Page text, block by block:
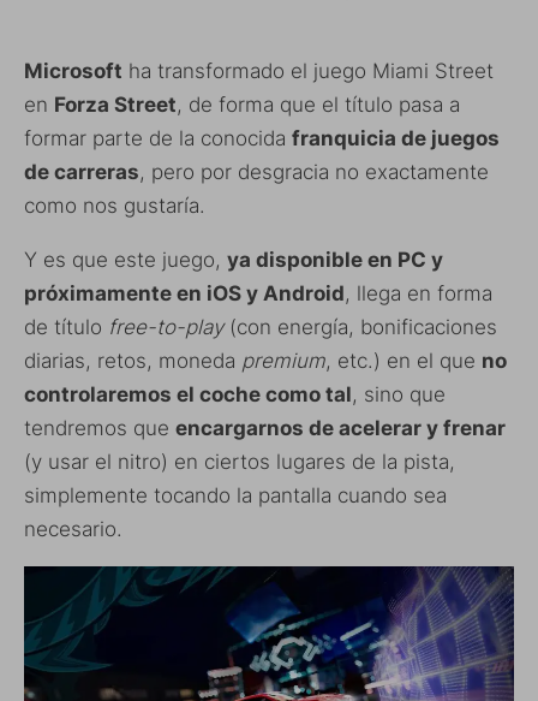
Microsoft ha transformado el juego Miami Street
en Forza Street, de forma que el título pasa a
formar parte de la conocida franquicia de juegos
de carreras, pero por desgracia no exactamente
como nos gustaría.
Y es que este juego, ya disponible en PC y
próximamente en iOS y Android, llega en forma
de título free-to-play(con energía, bonificaciones
diarias, retos, moneda premium, etc.) en el que no
controlaremos el coche como tal, sino que
tendremos que encargarnos de acelerar y frenar
(y usar el nitro) en ciertos lugares de la pista,
simplemente tocando la pantalla cuando sea
necesario.